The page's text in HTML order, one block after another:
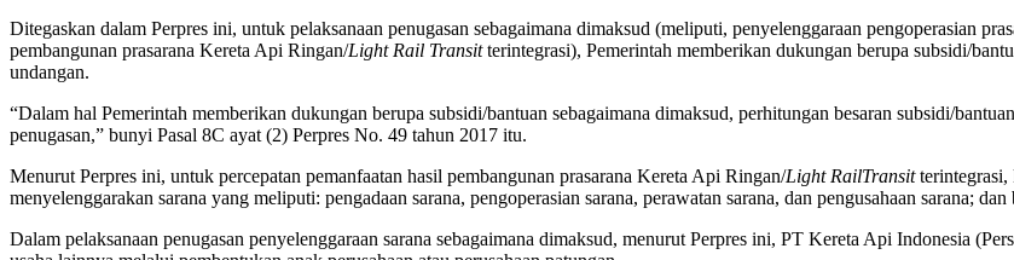
Ditegaskan dalam Perpres ini, untuk pelaksanaan penugasan sebagaimana dimaksud (meliputi, penyelenggaraan pengoperasian
pembangunan prasarana Kereta Api Ringan/Light Rail Transitterintegrasi), Pemerintah memberikan dukungan berupa subsidi/
undangan.
“Dalam hal Pemerintah memberikan dukungan berupa subsidi/bantuan sebagaimana dimaksud, perhitungan besaran subsidi/
penugasan,” bunyi Pasal 8C ayat (2) Perpres No. 49 tahun 2017 itu.
Menurut Perpres ini, untuk percepatan pemanfaatan hasil pembangunan prasarana Kereta Api Ringan/Light RailTransit terintegrasi,
menyelenggarakan sarana yang meliputi: pengadaan sarana, pengoperasian sarana, perawatan sarana, dan pengusahaan sarana;
Dalam pelaksanaan penugasan penyelenggaraan sarana sebagaimana dimaksud, menurut Perpres ini, PT Kereta Api Indonesia